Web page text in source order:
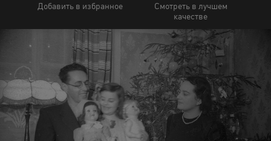
Добавить в избранное
Смотреть в лучшем
качестве